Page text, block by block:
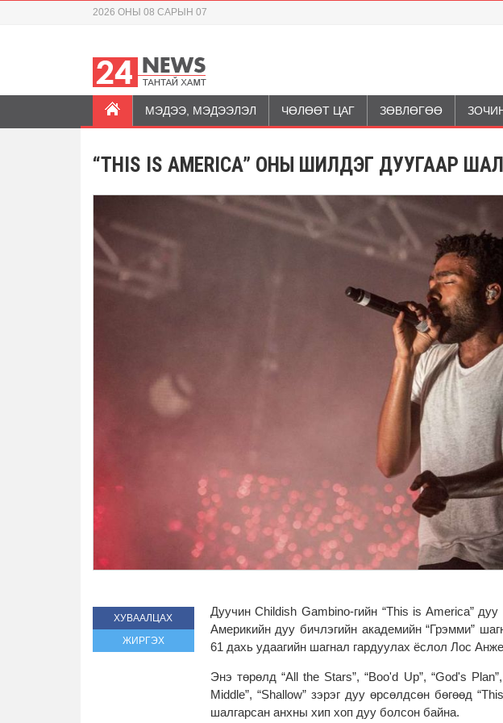
2026 ОНЫ 08 САРЫН 07
МЭДЭЭ, МЭДЭЭЛЭЛ ЧӨЛӨӨТ ЦАГ ЗӨВЛӨГӨӨ
“THIS IS AMERICA” ОНЫ ШИЛДЭГ ДУУГААР
ХУВААЛЦАХ
ЖИРГЭХ
Дуучин Childish Gambino-гийн “This is America”
Америкийн дуу бичлэгийн академийн “Грэмми”
61 дахь удаагийн шагнал гардуулах ёслол Лос
Энэ төрөлд “All the Stаrs”, “Boo'd Up”, “God's
Middle”, “Shallow” зэрэг дуу өрсөлдсөн бөгөөд
шалгарсан анхны хип хоп дуу болсон байна.